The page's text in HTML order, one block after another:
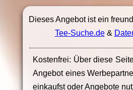
Dieses Angebot ist ein
Tee-Suche.de&
Kostenfrei: Über diese
Angebot eines
einkaufst oder Angebote